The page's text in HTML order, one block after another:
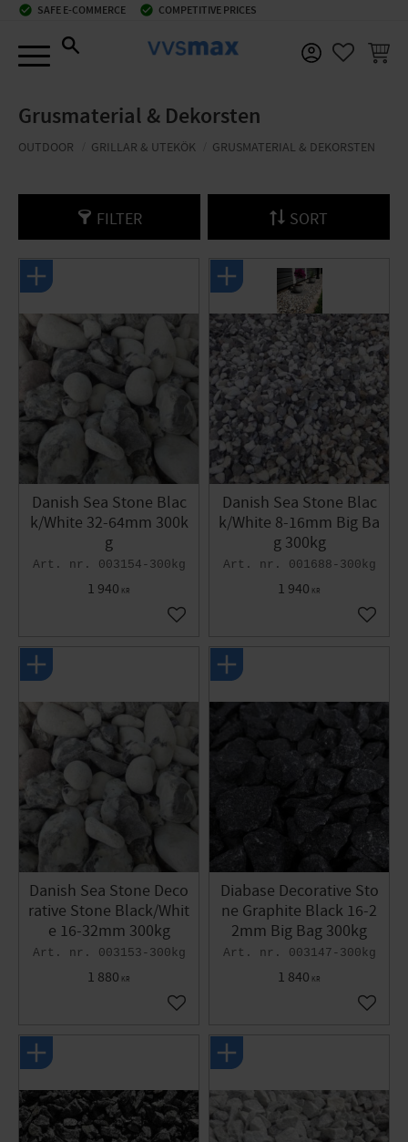
check_circle SAFE E-COMMERCE check_circle COMPETITIVE PRICES
BASKET
Grusmaterial & Dekorsten
OUTDOOR GRILLAR & UTEKÖK GRUSMATERIAL & DEKORSTEN
FILTER SORT
Danish Sea Stone Blac
k/White 32-64mm 300k
g
003154-300kg
1 940 KR
Add to favorites
Danish Sea Stone Blac
k/White 8-16mm Big Ba
g 300kg
001688-300kg
1 940 KR
Add
Danish Sea Stone Deco
rative Stone Black/Whit
e 16-32mm 300kg
003153-300kg
1 880 KR
Add to favorites
Diabase Decorative Sto
ne Graphite Black 16-2
2mm Big Bag 300kg
003147-300kg
1 840 KR
Add